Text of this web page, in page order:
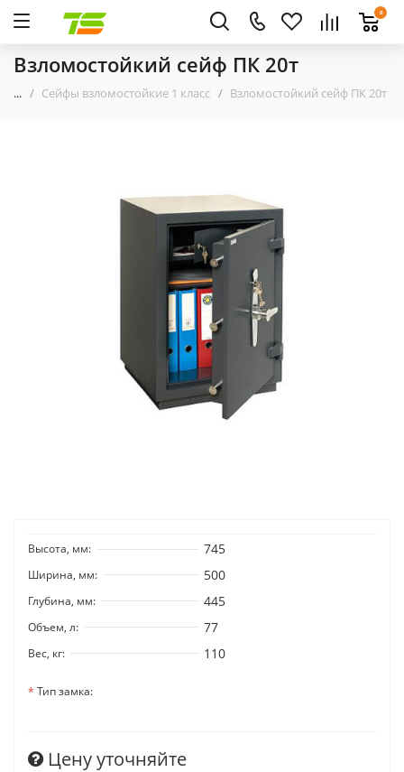
0
Взломостойкий сейф ПК 20т
... Сейфы взломостойкие 1 класс Взломостойкий сейф ПК 20т
Высота, мм: 745
Ширина, мм: 500
Глубина, мм: 445
Объем, л: 77
Вес, кг: 110
Тип замка:
Цену уточняйте